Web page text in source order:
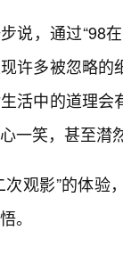
说，通过“98
许多被忽略的
活中的道理
一笑，甚至潸
次观影”的体验
。